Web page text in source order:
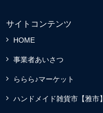
サイトコンテンツ
HOME
事業者あいさつ
ららら♪マーケット
ハンドメイド雑貨市【雅市】